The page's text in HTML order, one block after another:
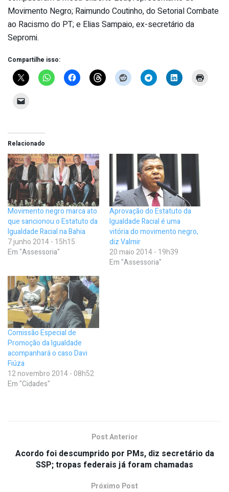
Movimento Negro; Raimundo Coutinho, do Setorial Combate
ao Racismo do PT; e Elias Sampaio, ex-secretário da
Sepromi.
Compartilhe isso:
Relacionado
Movimento negro marca ato
que sancionou o Estatuto da
Igualdade Racial na Bahia
7 junho 2014 - 15h15
Em "Assessoria"
Aprovação do Estatuto da
Igualdade Racial é uma
vitória do movimento negro,
diz Valmir
20 maio 2014 - 19h39
Em "Assessoria"
Comissão Especial de
Promoção da Igualdade
acompanhará o caso Davi
Fiúza
12 novembro 2014 - 08h52
Em "Cidades"
Post Anterior
Acordo foi descumprido por PMs, diz secretário da
SSP; tropas federais já foram chamadas
Próximo Post